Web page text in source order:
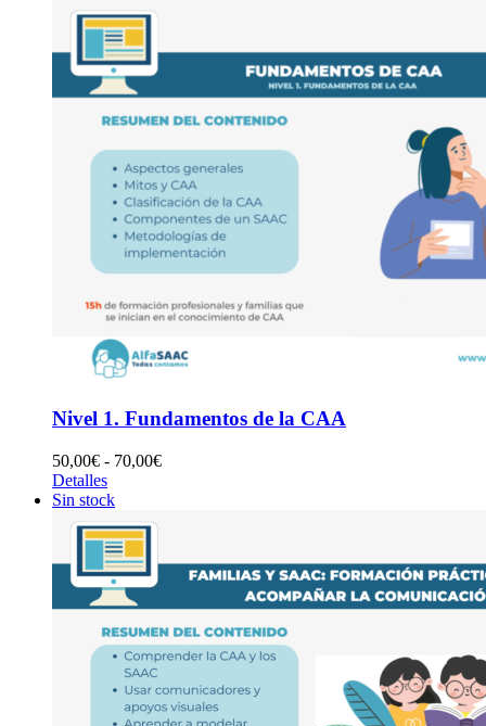
Nivel 1. Fundamentos de la CAA
50,00€ - 70,00€Rango
70,00€
Detalles
Sin stock